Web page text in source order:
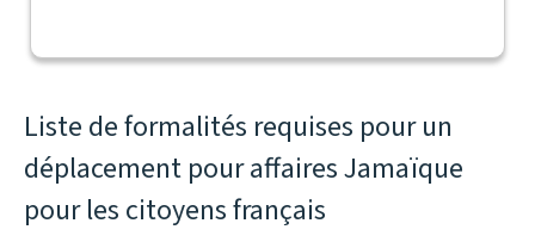
Liste de formalités requises pour un
déplacement pour affaires Jamaïque
pour les citoyens français